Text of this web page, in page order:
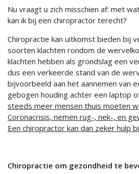
Nu vraagt u zich misschien af: met
kan ik bij een chiropractor terecht?
Chiropractie kan uitkomst bieden bij
soorten klachten rondom de
klachten hebben als grondslag een
dus een verkeerde stand van de
bijvoorbeeld aan het aannemen van
gebogen houding achter een laptop
steeds meer mensen thuis moeten
Coronacrisis, nemen rug-, nek-, en
Een chiropractor kan dan zeker hulp
Chiropractie om gezondheid te